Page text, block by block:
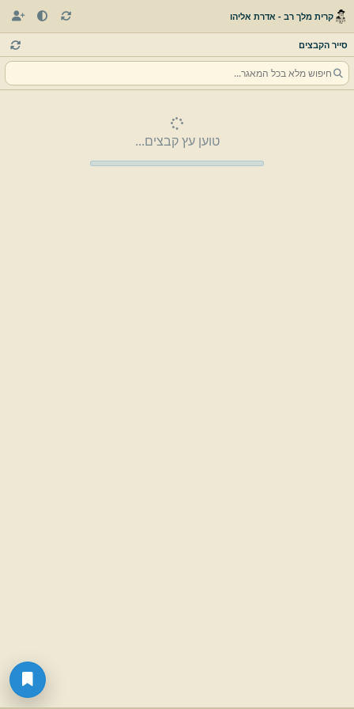
קרית מלך רב - אדרת אליהו
סייר הקבצים
טוען עץ קבצים...